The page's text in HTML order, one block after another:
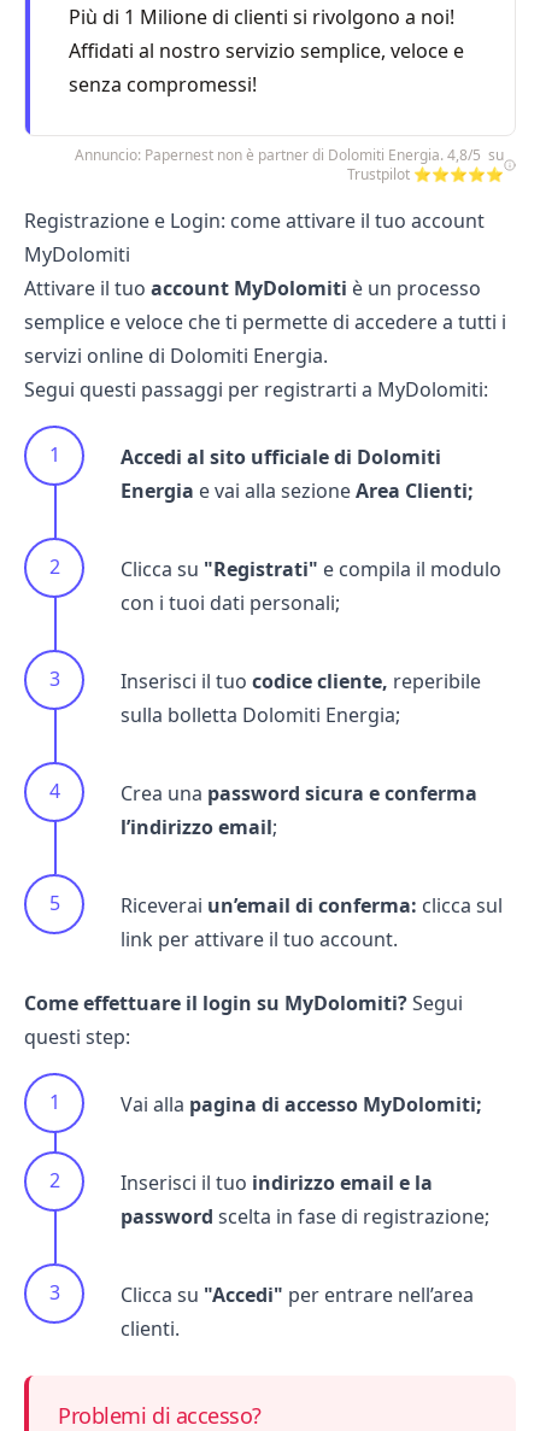
Più di 1 Milione di clienti si rivolgono a noi!
Affidati al nostro servizio semplice, veloce e
senza compromessi!
Annuncio: Papernest non è partner di Dolomiti Energia. 4,8/5 su
Trustpilot ⭐⭐⭐⭐⭐
Registrazione e Login: come attivare il tuo account
MyDolomiti
Attivare il tuo account MyDolomiti è un processo
semplice e veloce che ti permette di accedere a tutti i
servizi online di Dolomiti Energia.
Segui questi passaggi per registrarti a MyDolomiti:
Accedi al sito ufficiale di Dolomiti
Energia e vai alla sezioneArea Clienti;
Clicca su "Registrati" e compila il modulo
con i tuoi dati personali;
Inserisci il tuo codice cliente, reperibile
sulla bolletta Dolomiti Energia;
Crea una password sicura e conferma
l’indirizzo email;
Riceverai un’email di conferma: clicca sul
link per attivare il tuo account.
Come effettuare il login su MyDolomiti?Segui
questi step:
Vai alla pagina di accesso MyDolomiti;
Inserisci il tuo indirizzo email e la
password scelta in fase di registrazione;
Clicca su "Accedi" per entrare nell’area
clienti.
Problemi di accesso?